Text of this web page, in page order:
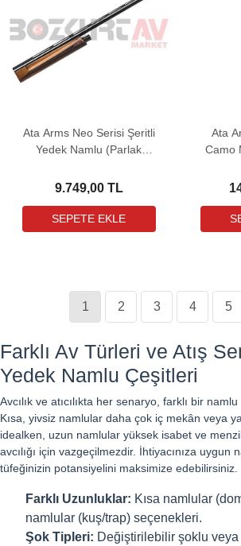
Ata Arms Neo Serisi Şeritli
Yedek Namlu (Parlak
9.749,00 TL
Ata
Camo
1 2 3 4 5
Farklı Av Türleri ve Atış
Yedek Namlu Çeşitleri
Avcılık ve atıcılıkta her senaryo, farklı bir
Kısa, yivsiz namlular daha çok iç mekân veya
idealken, uzun namlular yüksek isabet ve
avcılığı için vazgeçilmezdir. İhtiyacınıza uygun
tüfeğinizin potansiyelini maksimize edebilirsiniz.
Farklı Uzunluklar: Kısa namlular
namlular (kuş/trap) seçenekleri.
Şok Tipleri: Değiştirilebilir şoklu